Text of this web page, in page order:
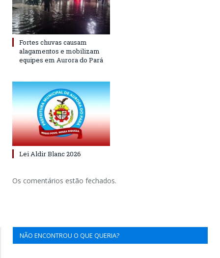
Fortes chuvas causam
alagamentos e mobilizam
equipes em Aurora do Pará
Lei Aldir Blanc 2026
Os comentários estão fechados.
NÃO ENCONTROU O QUE QUERIA?